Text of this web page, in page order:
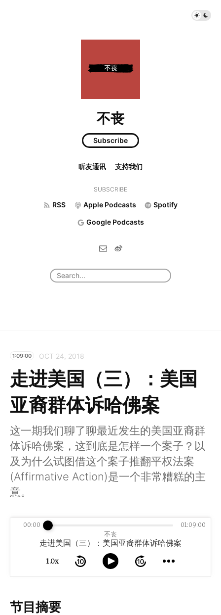
不丧
Subscribe
听友通讯 支持我们
SUBSCRIBE
RSS Apple Podcasts Spotify
Google Podcasts
1:09:00 OCT 24, 2018
走进美国（三）：美国
亚裔群体诉哈佛案
这一期我们聊了聊最近发生的美国亚裔群
体诉哈佛案，这到底是怎样一个案子？以
及为什么试图借这个案子推翻平权法案
(Affirmative Action)是一个非常糟糕的主
意。
不丧
走进美国（三）：美国亚裔群体诉哈佛案
1.0x
00:00 01:09:00
节目摘要